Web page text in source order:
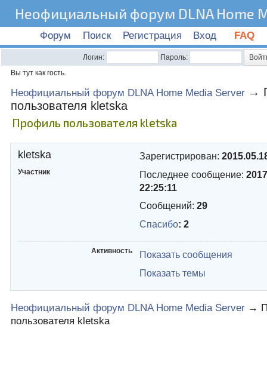
Неофициальный форум DLNA Home
Форум Поиск Регистрация Вход FAQ
Логин:
Пароль:
Вы тут как гость.
Неофициальный форум DLNA Home Media Server →
пользователя kletska
Профиль пользователя kletska
kletska
Участник
Зарегистрирован:
Последнее сообщение:
22:25:11
Сообщений: 29
Спасибо: 2
Активность
Показать сообщения
Показать темы
Неофициальный форум DLNA Home Media Server →
пользователя kletska